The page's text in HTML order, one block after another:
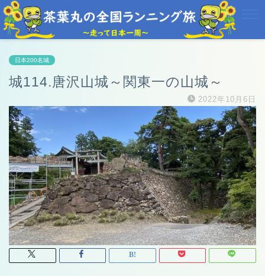
日本200名城
城114.唐沢山城～関東一の山城～
2022年10月6日